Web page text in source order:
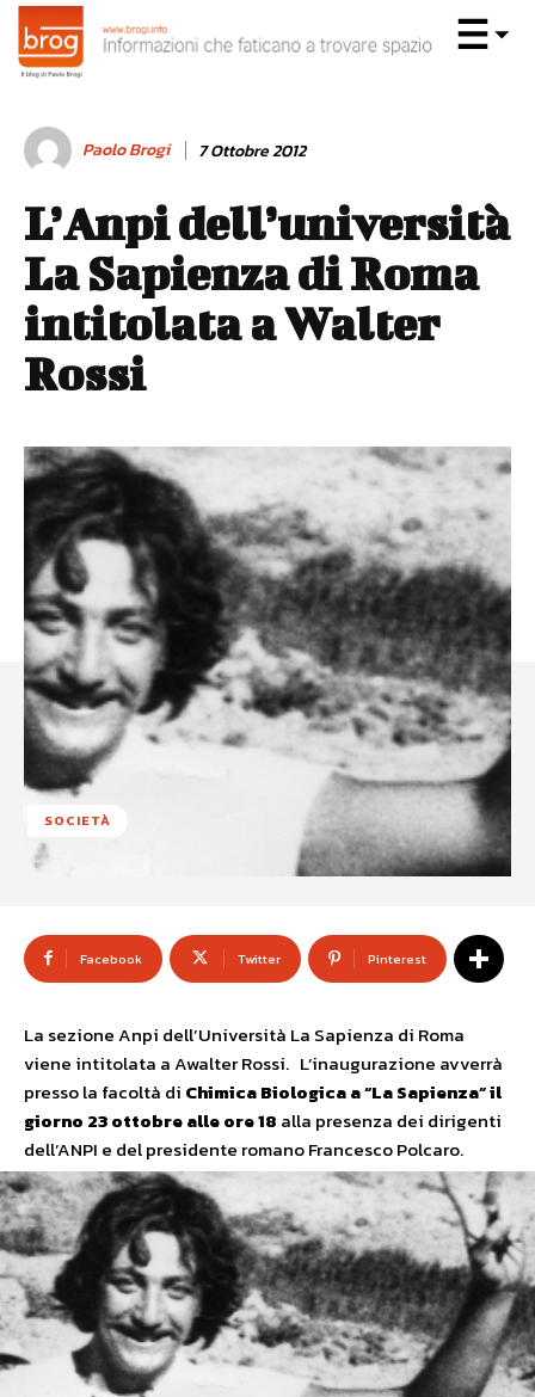
Paolo Brogi 7 Ottobre 2012
L’Anpi dell’università
La Sapienza di Roma
intitolata a Walter
Rossi
SOCIETÀ
Facebook Twitter Pinterest
La sezione Anpi dell’Università La Sapienza di Roma
viene intitolata a Awalter Rossi. L’inaugurazione avverrà
presso la facoltà di Chimica Biologica a “La Sapienza” il
giorno 23 ottobre alle ore 18 alla presenza dei dirigenti
dell’ANPI e del presidente romano Francesco Polcaro.